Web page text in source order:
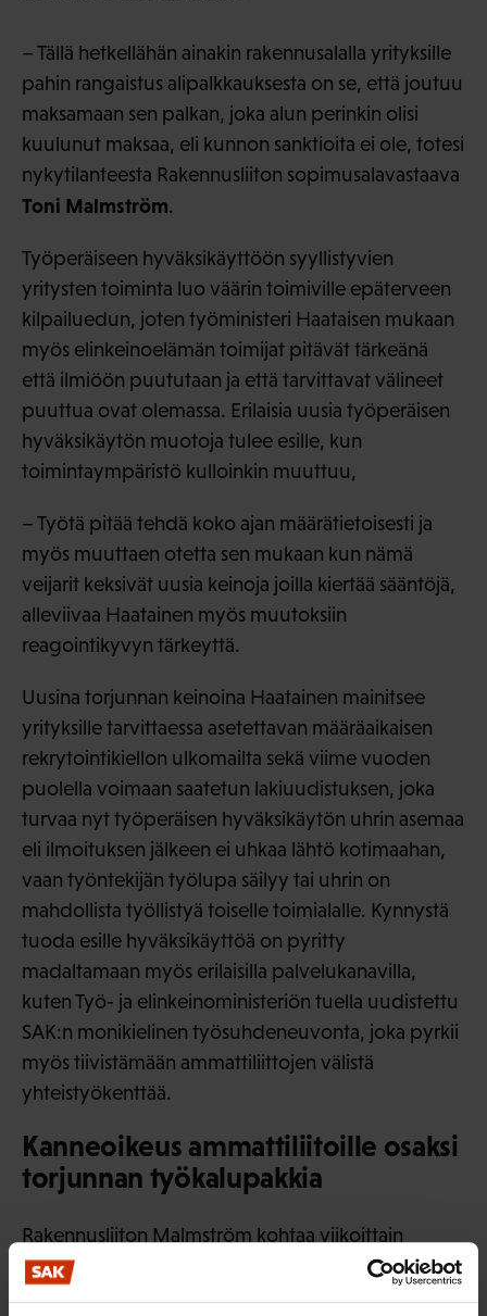
– Tällä hetkellähän ainakin rakennusalalla yrityksille
pahin rangaistus alipalkkauksesta on se, että joutuu
maksamaan sen palkan, joka alun perinkin olisi
kuulunut maksaa, eli kunnon sanktioita ei ole, totesi
nykytilanteesta Rakennusliiton sopimusalavastaava
Toni Malmström.
Työperäiseen hyväksikäyttöön syyllistyvien
yritysten toiminta luo väärin toimiville epäterveen
kilpailuedun, joten työministeri Haataisen mukaan
myös elinkeinoelämän toimijat pitävät tärkeänä
että ilmiöön puututaan ja että tarvittavat välineet
puuttua ovat olemassa. Erilaisia uusia työperäisen
hyväksikäytön muotoja tulee esille, kun
toimintaympäristö kulloinkin muuttuu,
– Työtä pitää tehdä koko ajan määrätietoisesti ja
myös muuttaen otetta sen mukaan kun nämä
veijarit keksivät uusia keinoja joilla kiertää sääntöjä,
alleviivaa Haatainen myös muutoksiin
reagointikyvyn tärkeyttä.
Uusina torjunnan keinoina Haatainen mainitsee
yrityksille tarvittaessa asetettavan määräaikaisen
rekrytointikiellon ulkomailta sekä viime vuoden
puolella voimaan saatetun lakiuudistuksen, joka
turvaa nyt työperäisen hyväksikäytön uhrin asemaa
eli ilmoituksen jälkeen ei uhkaa lähtö kotimaahan,
vaan työntekijän työlupa säilyy tai uhrin on
mahdollista työllistyä toiselle toimialalle. Kynnystä
tuoda esille hyväksikäyttöä on pyritty
madaltamaan myös erilaisilla palvelukanavilla,
kuten Työ- ja elinkeinoministeriön tuella uudistettu
SAK:n monikielinen työsuhdeneuvonta, joka pyrkii
myös tiivistämään ammattiliittojen välistä
yhteistyökenttää.
Kanneoikeus ammattiliitoille osaksi
torjunnan työkalupakkia
Rakennusliiton Malmström kohtaa viikoittain
työperäisen hyväksikäytön tapauksia osana
työtään. Rakennusalalla ilmiö keskittyy